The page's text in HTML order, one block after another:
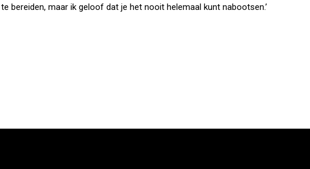
bereiden, maar ik geloof dat je het nooit helemaal kunt nabootsen.’